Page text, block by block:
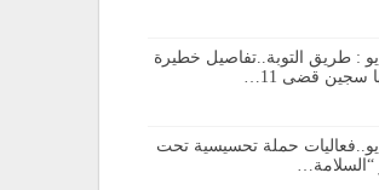
: طريق التوبة..تفاصيل خطيرة
سجين قضى 11…
حملة تحسيسية تحت
“السلامة…